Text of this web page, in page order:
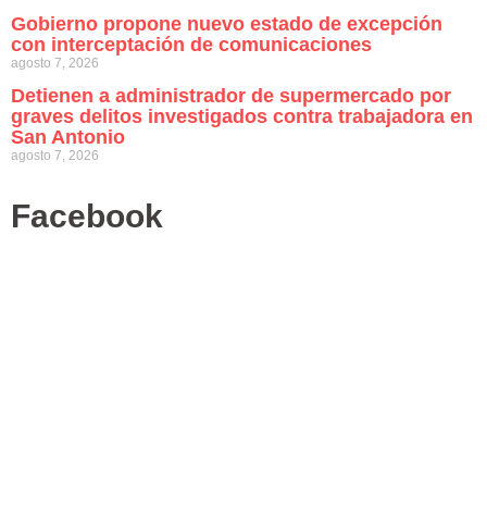
Gobierno propone nuevo estado de excepción
con interceptación de comunicaciones
agosto 7, 2026
Detienen a administrador de supermercado por
graves delitos investigados contra trabajadora en
San Antonio
agosto 7, 2026
Facebook